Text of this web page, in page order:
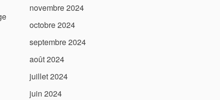
novembre 2024
octobre 2024
septembre 2024
août 2024
juillet 2024
juin 2024